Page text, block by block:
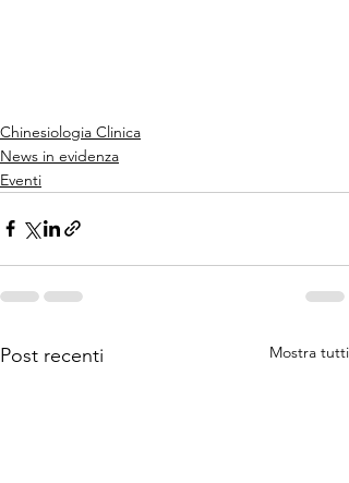
Chinesiologia Clinica
News in evidenza
Eventi
Post recenti Mostra tutti